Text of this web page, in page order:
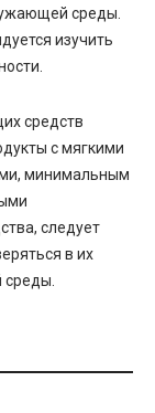
среды.
изучить
средств
с мягкими
минимальным
следует
в их